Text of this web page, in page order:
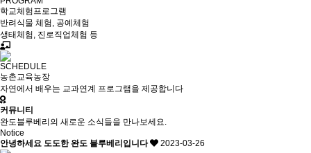
학교체험프로그램
반려식물 체험, 공예체험
생태체험, 진로직업체험 등
SCHEDULE
농촌교육농장
자연에서 배우는 교과연계 프로그램을 제공합니다
커뮤니티
완도블루베리의 새로운 소식들을 만나보세요.
Notice
안녕하세요 도도한 완도 블루베리입니다
2023-03-26